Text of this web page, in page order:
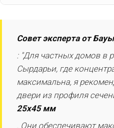
Совет эксперта от
: "Для частных домов в
Сырдарьи, где
максимальна, я
двери из профиля
25х45 мм
. Они обеспечивают